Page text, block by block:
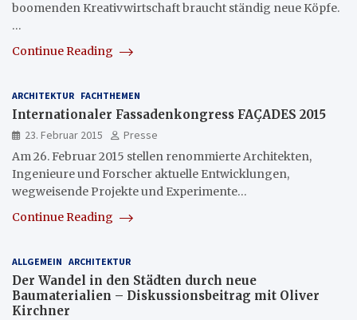
boomenden Kreativwirtschaft braucht ständig neue Köpfe.
…
Continue Reading
ARCHITEKTUR FACHTHEMEN
Internationaler Fassadenkongress FAÇADES 2015
23. Februar 2015
Presse
Am 26. Februar 2015 stellen renommierte Architekten,
Ingenieure und Forscher aktuelle Entwicklungen,
wegweisende Projekte und Experimente…
Continue Reading
ALLGEMEIN ARCHITEKTUR
Der Wandel in den Städten durch neue
Baumaterialien – Diskussionsbeitrag mit Oliver
Kirchner